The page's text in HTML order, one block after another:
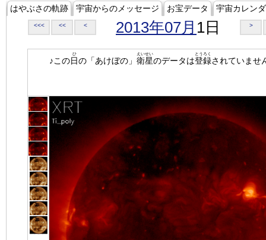
はやぶさの軌跡 宇宙からのメッセージ お宝データ 宇宙カレン
<<< << < 2013年07月 1日 >
♪この日
ひ
の「あけぼの」 衛星
えいせい
のデータは登録
とうろく
されていませ